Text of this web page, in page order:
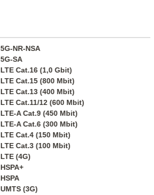
5G-NR-NSA
5G-SA
LTE Cat.16 (1,0 Gbit)
LTE Cat.15 (800 Mbit)
LTE Cat.13 (400 Mbit)
LTE Cat.11/12 (600 Mbit)
LTE-A Cat.9 (450 Mbit)
LTE-A Cat.6 (300 Mbit)
LTE Cat.4 (150 Mbit)
LTE Cat.3 (100 Mbit)
LTE (4G)
HSPA+
HSPA
UMTS (3G)